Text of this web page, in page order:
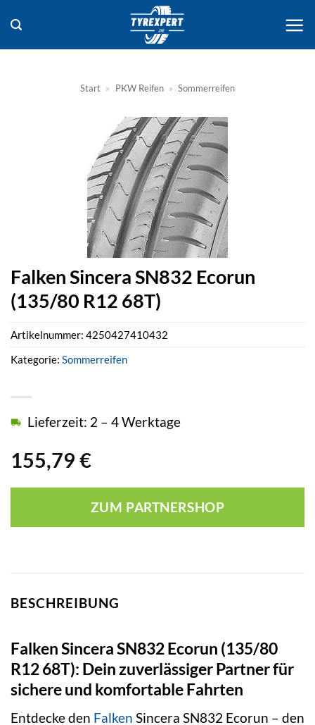
Inhalt
springen
Start » PKW Reifen » Sommerreifen
Falken Sincera SN832 Ecorun
(135/80 R12 68T)
155,79 €
Lieferzeit: 2 – 4 Werktage
ZUM PARTNERSHOP
Artikelnummer: 4250427410432
Kategorie: Sommerreifen
BESCHREIBUNG
Falken Sincera SN832 Ecorun (135/80
R12 68T): Dein zuverlässiger Partner für
sichere und komfortable Fahrten
Entdecke den Falken Sincera SN832 Ecorun – den